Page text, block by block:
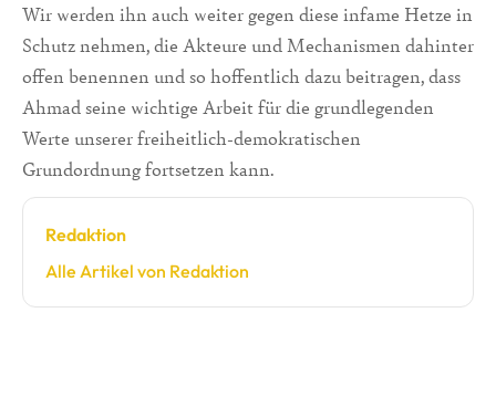
Wir werden ihn auch weiter gegen diese infame Hetze in
Schutz nehmen, die Akteure und Mechanismen dahinter
offen benennen und so hoffentlich dazu beitragen, dass
Ahmad seine wichtige Arbeit für die grundlegenden
Werte unserer freiheitlich-demokratischen
Grundordnung fortsetzen kann.
Redaktion
Alle Artikel von Redaktion